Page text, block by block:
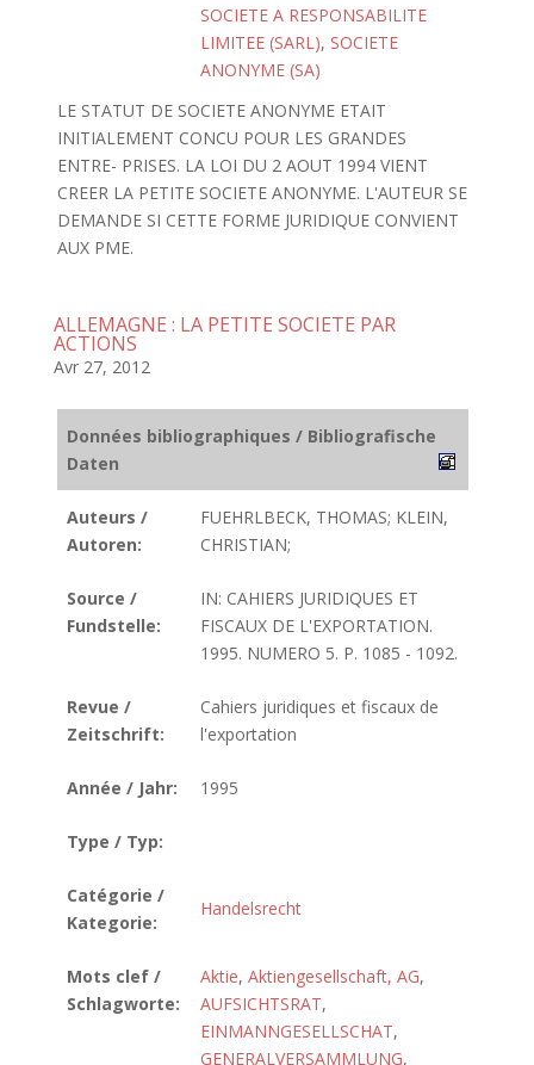
SOCIETE A RESPONSABILITE
LIMITEE (SARL), SOCIETE
ANONYME (SA)
LE STATUT DE SOCIETE ANONYME ETAIT
INITIALEMENT CONCU POUR LES GRANDES
ENTRE- PRISES. LA LOI DU 2 AOUT 1994 VIENT
CREER LA PETITE SOCIETE ANONYME. L'AUTEUR SE
DEMANDE SI CETTE FORME JURIDIQUE CONVIENT
AUX PME.
ALLEMAGNE : LA PETITE SOCIETE PAR
ACTIONS
Avr 27, 2012
Données bibliographiques / Bibliografische
Daten
Auteurs /
Autoren:
FUEHRLBECK, THOMAS; KLEIN,
CHRISTIAN;
Source /
Fundstelle:
IN: CAHIERS JURIDIQUES ET
FISCAUX DE L'EXPORTATION.
1995. NUMERO 5. P. 1085 - 1092.
Revue /
Zeitschrift:
Cahiers juridiques et fiscaux de
l'exportation
Année / Jahr: 1995
Type / Typ:
Catégorie /
Kategorie:
Handelsrecht
Mots clef /
Schlagworte:
Aktie, Aktiengesellschaft, AG,
AUFSICHTSRAT,
EINMANNGESELLSCHAT,
GENERALVERSAMMLUNG,